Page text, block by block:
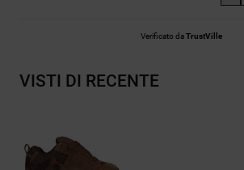
Verificato daTrustVille
VISTI DI RECENTE